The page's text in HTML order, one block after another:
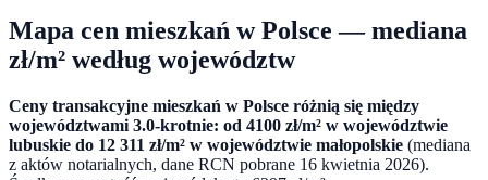
Mapa cen mieszkań w Polsce — mediana
zł/m² według województw
Ceny transakcyjne mieszkań w Polsce różnią się między
województwami 3.0-krotnie: od 4100 zł/m² w województwie
lubuskie do 12 311 zł/m² w województwie małopolskie (mediana
z aktów notarialnych, dane RCN pobrane 16 kwietnia 2026).